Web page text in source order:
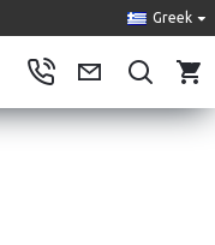
Greek
ΜΑΣ